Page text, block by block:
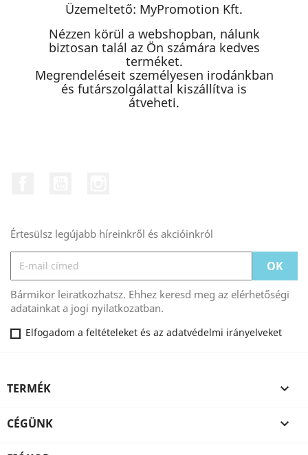
Üzemeltető: MyPromotion Kft.
Nézzen körül a webshopban, nálunk
biztosan talál az Ön számára kedves
terméket.
Megrendeléseit személyesen irodánkban
és futárszolgálattal kiszállítva is
átveheti.
Értesülsz legújabb híreinkről és akcióinkról
Bármikor leiratkozhatsz. Ehhez keresd meg az elérhetőségi
adatainkat a jogi nyilatkozatban.
Elfogadom a feltételeket és az adatvédelmi irányelveket
TERMÉK 
CÉGÜNK 